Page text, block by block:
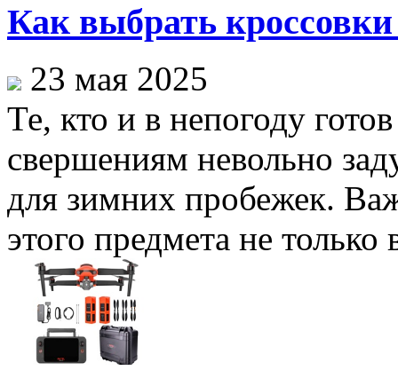
Как выбрать
23 мая 2025
Те, кто и в непогоду
свершениям невольно
для зимних пробежек.
этого предмета не